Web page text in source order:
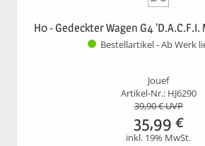
H0 - Gedeckter Wagen G4 'D.A.C.F.I.
Bestellartikel - Ab Werk
Jouef
Artikel-Nr.: HJ6290
39,90€ UVP
35,99 €
inkl. 19% MwSt.